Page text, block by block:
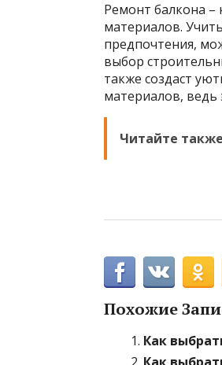
Ремонт балкона
материалов.
предпочтения,
выбор
также создаст
материалов, ведь
Читайте
Похожие
Как